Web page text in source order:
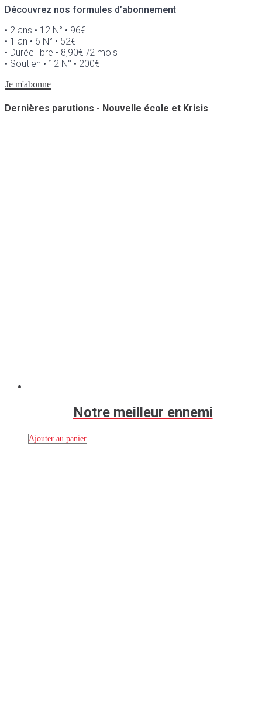
Découvrez nos formules d’abonnement
• 2 ans • 12 N° • 96€
• 1 an • 6 N° • 52€
• Durée libre • 8,90€ /2 mois
• Soutien • 12 N° • 200€
Je m'abonne
Dernières parutions - Nouvelle école et Krisis
Notre meilleur ennemi
Ajouter au panier